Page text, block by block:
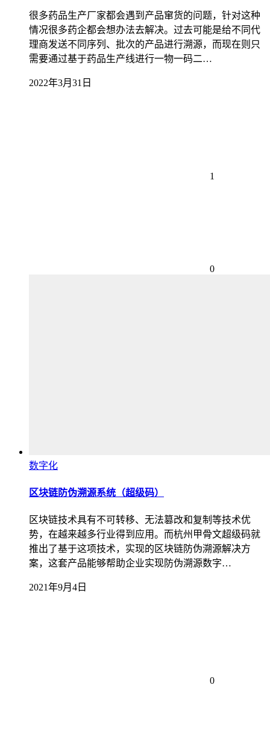
很多药品生产厂家都会遇到产品窜货的问题，针对这种
情况很多药企都会想办法去解决。过去可能是给不同代
理商发送不同序列、批次的产品进行溯源，而现在则只
需要通过基于药品生产线进行一物一码二…
2022年3月31日
1
0
数字化
区块链防伪溯源系统（超级码）
区块链技术具有不可转移、无法篡改和复制等技术优
势，在越来越多行业得到应用。而杭州甲骨文超级码就
推出了基于这项技术，实现的区块链防伪溯源解决方
案，这套产品能够帮助企业实现防伪溯源数字…
2021年9月4日
0